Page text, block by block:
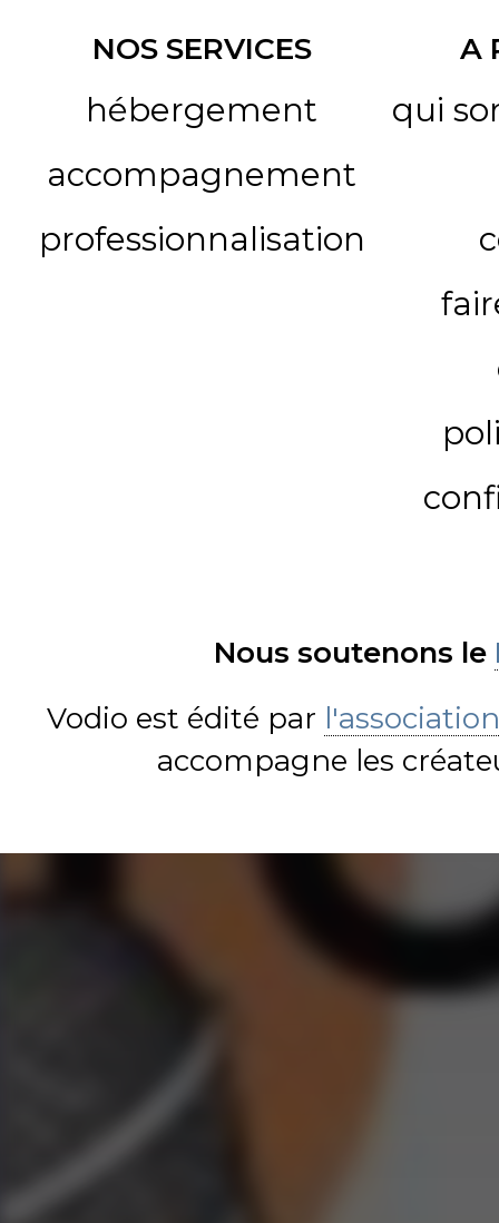
NOS SERVICES
hébergement
accompagnement
professionnalisation
A
qui